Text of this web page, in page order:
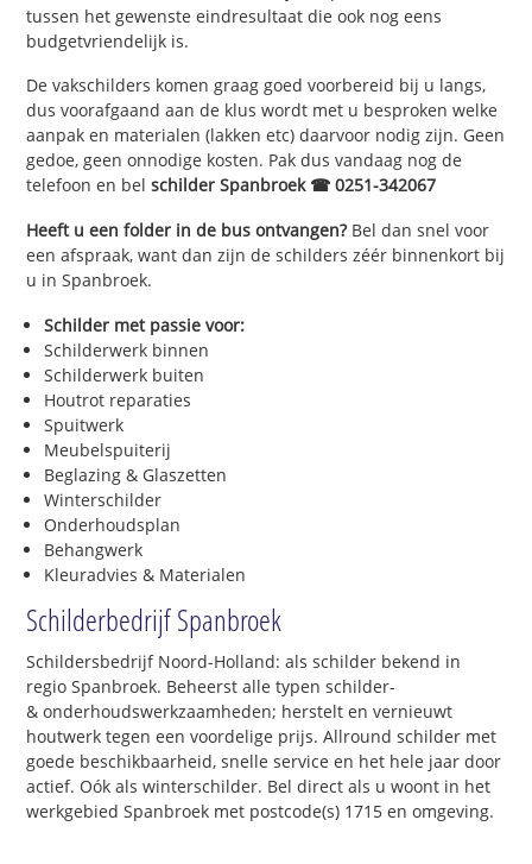
tussen het gewenste eindresultaat die ook nog eens
budgetvriendelijk is.
De vakschilders komen graag goed voorbereid bij u langs,
dus voorafgaand aan de klus wordt met u besproken welke
aanpak en materialen (lakken etc) daarvoor nodig zijn. Geen
gedoe, geen onnodige kosten. Pak dus vandaag nog de
telefoon en belschilder Spanbroek ☎ 0251-342067
Heeft u een folder in de bus ontvangen?Bel dan snel voor
een afspraak, want dan zijn de schilders zéér binnenkort bij
u in Spanbroek.
Schilder met passie voor:
Schilderwerk binnen
Schilderwerk buiten
Houtrot reparaties
Spuitwerk
Meubelspuiterij
Beglazing & Glaszetten
Winterschilder
Onderhoudsplan
Behangwerk
Kleuradvies & Materialen
Schilderbedrijf Spanbroek
Schildersbedrijf Noord-Holland: als schilder bekend in
regio Spanbroek. Beheerst alle typen schilder-
& onderhoudswerkzaamheden; herstelt en vernieuwt
houtwerk tegen een voordelige prijs. Allround schilder met
goede beschikbaarheid, snelle service en het hele jaar door
actief. Oók als winterschilder. Bel direct als u woont in het
werkgebied Spanbroek met postcode(s) 1715 en omgeving.